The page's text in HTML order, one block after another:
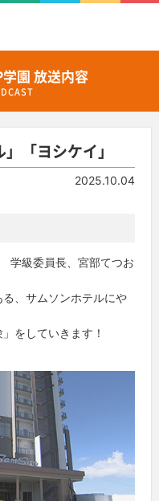
園 放送内容
「ヨシケイ」
2025.10.04
学級委員長、宮部てつお
サムソンホテルにや
していきます！